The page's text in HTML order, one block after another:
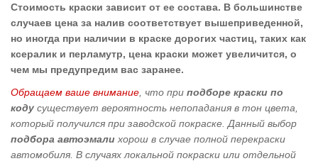
Стоимость краски зависит от ее состава. В большинстве
случаев цена за налив соответствует вышеприведенной,
но иногда при наличии в краске дорогих частиц, таких как
ксералик и перламутр, цена краски может увеличится, о
чем мы предупредим вас заранее.
Обращаем ваше внимание , что при подборе краски по
коду существует вероятность непопадания в тон цвета,
который получился при заводской покраске. Данный выбор
подбора автоэмали хорош в случае полной перекраски
автомобиля . В случаях локальной покраски или отдельной